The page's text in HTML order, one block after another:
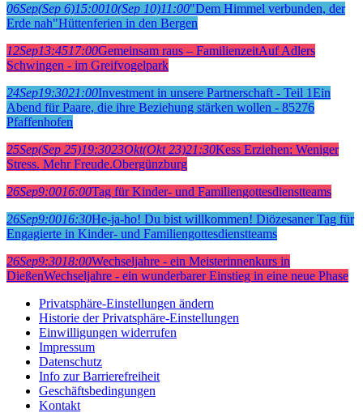
06Sep(Sep 6)15:0010(Sep 10)11:00"Dem Himmel verbunden, der
Erde nah"Hüttenferien in den Bergen
12Sep13:4517:00Gemeinsam raus – FamilienzeitAuf Adlers
Schwingen - im Greifvogelpark
24Sep19:3021:00Investment in unsere Partnerschaft - Teil 1Ein
Abend für Paare, die ihre Beziehung stärken wollen - 85276
Pfaffenhofen
25Sep(Sep 25)19:3023Okt(Okt 23)21:30Kess Erziehen: Weniger
Stress. Mehr Freude.Obergünzburg
26Sep9:0016:00Tag für Kinder- und Familiengottesdienstteams
26Sep9:0016:30He-ja-ho! Du bist willkommen! Diözesaner Tag für
Engagierte in Kinder- und Familiengottesdienstteams
26Sep9:3018:00Wechseljahre - ein Meisterinnenkurs in
DießenWechseljahre - ein wunderbarer Einstieg in eine neue Phase
Privatsphäre-Einstellungen ändern
Historie der Privatsphäre-Einstellungen
Einwilligungen widerrufen
Impressum
Datenschutz
Info zur Barrierefreiheit
Geschäftsbedingungen
Kontakt